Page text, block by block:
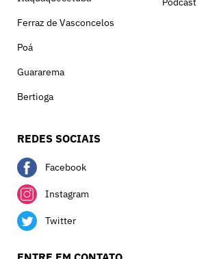
Ferraz de Vasconcelos
Poá
Guararema
Bertioga
REDES SOCIAIS
Facebook
Instagram
Twitter